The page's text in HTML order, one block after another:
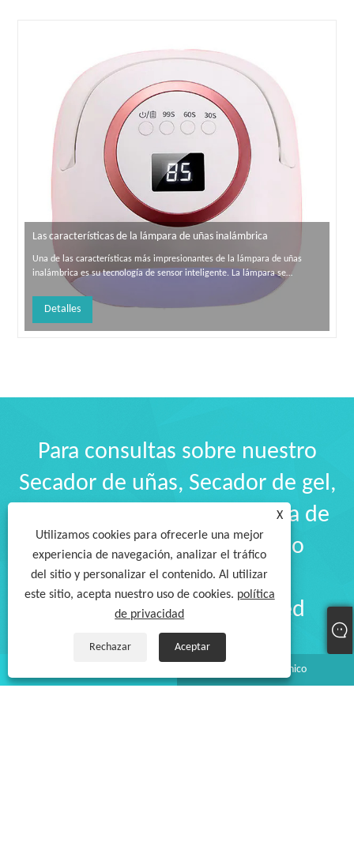
Las características de la lámpara de uñas inalámbrica
Una de las características más impresionantes de la lámpara de uñas
inalámbrica es su tecnología de sensor inteligente. La lámpara se
enciende automáticamente cuando inserta su mano y se apaga cuando la
elimina. Esta característica facilita el uso, ya que no necesita preocuparse
Detalles
Para consultas sobre nuestro
Secador de uñas, Secador de gel,
Lámpara de uñas, etc. o lista de
precios, déjenos su correo
electrónico y nos
comunicaremos con usted
dentro de las 24 horas.
X
Utilizamos cookies para ofrecerle una mejor
experiencia de navegación, analizar el tráfico
del sitio y personalizar el contenido. Al utilizar
este sitio, acepta nuestro uso de cookies. política
de privacidad
Rechazar
Aceptar
Correo electrónico